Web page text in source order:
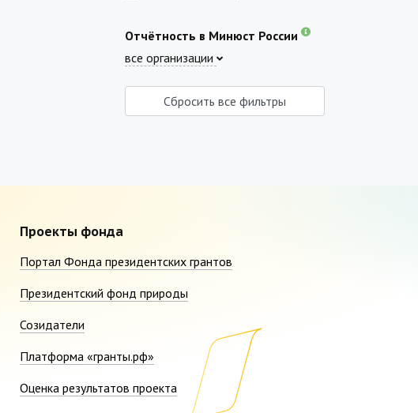
Отчётность в Минюст России
все организации
Сбросить все фильтры
Проекты фонда
Портал Фонда президентских грантов
Президентский фонд природы
Созидатели
Платформа «гранты.рф»
Оценка результатов проекта